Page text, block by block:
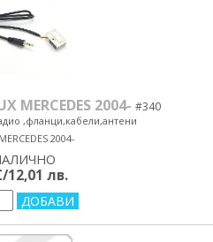
MERCEDES 2004- #340
,фланци,кабели,антени
2004-
12,01 лв.